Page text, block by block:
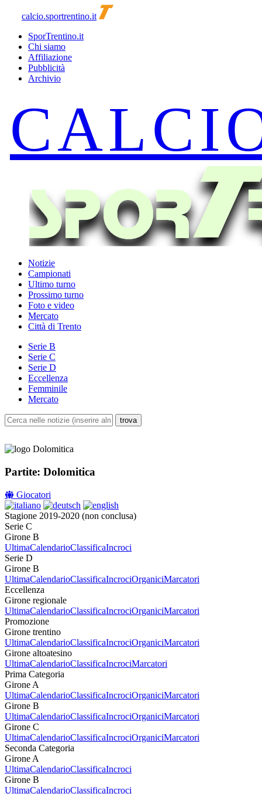
calcio.sportrentino.it
SporTrentino.it
Chi siamo
Affiliazione
Pubblicità
Archivio
Notizie
Campionati
Ultimo turno
Prossimo turno
Foto e video
Mercato
Città di Trento
Serie B
Serie C
Serie D
Eccellenza
Femminile
Mercato
Partite: Dolomitica
Giocatori
Stagione 2019-2020 (non conclusa)
Serie C
Girone B
UltimaCalendarioClassificaIncroci
Serie D
Girone B
UltimaCalendarioClassificaIncrociOrganiciMarcatori
Eccellenza
Girone regionale
UltimaCalendarioClassificaIncrociOrganiciMarcatori
Promozione
Girone trentino
UltimaCalendarioClassificaIncrociOrganiciMarcatori
Girone altoatesino
UltimaCalendarioClassificaIncrociMarcatori
Prima Categoria
Girone A
UltimaCalendarioClassificaIncrociOrganiciMarcatori
Girone B
UltimaCalendarioClassificaIncrociOrganiciMarcatori
Girone C
UltimaCalendarioClassificaIncrociOrganiciMarcatori
Seconda Categoria
Girone A
UltimaCalendarioClassificaIncroci
Girone B
UltimaCalendarioClassificaIncroci